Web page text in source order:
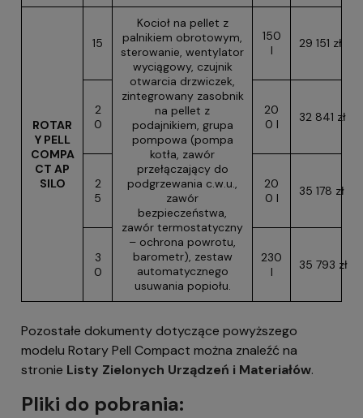
ROTAR
Y PELL
COMPA
CT AP
SILO
15
Kocioł na pellet z
palnikiem obrotowym,
sterowanie, wentylator
wyciągowy, czujnik
otwarcia drzwiczek,
zintegrowany zasobnik
na pellet z
podajnikiem, grupa
pompowa (pompa
kotła, zawór
przełączający do
podgrzewania c.w.u.,
zawór
bezpieczeństwa,
zawór termostatyczny
– ochrona powrotu,
barometr), zestaw
automatycznego
usuwania popiołu.
150
l
29 151 zł
2
0
20
0 l
32 841 zł
2
5
20
0 l
35 178 zł
3
0
230
l
35 793 zł
Pozostałe dokumenty dotyczące powyższego
modelu Rotary Pell Compact można znaleźć na
stronie Listy Zielonych Urządzeń i Materiałów.
Pliki do pobrania: